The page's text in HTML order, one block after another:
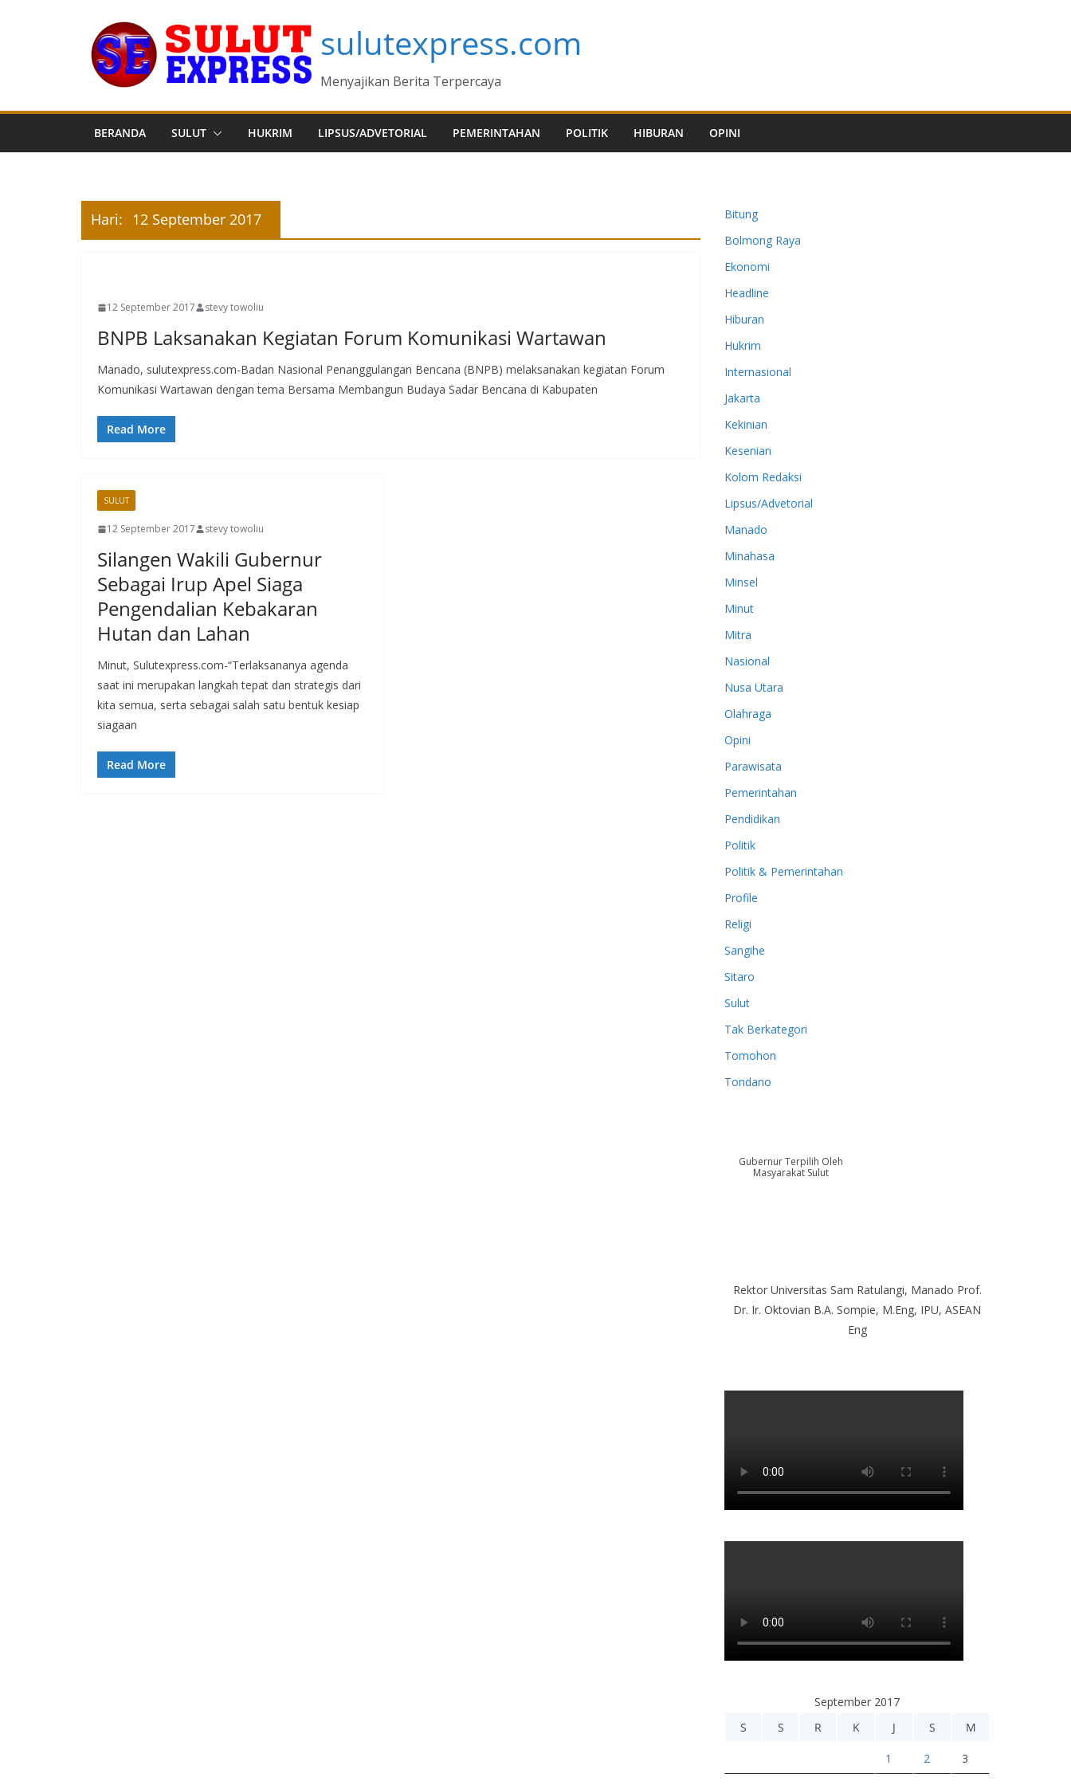
sulutexpress.com
Menyajikan Berita Terpercaya
BERANDA SULUT HUKRIM LIPSUS/ADVETORIAL PEMERINTAHAN POLITIK HIBURAN OPINI
Hari: 12 September 2017
12 September 2017 stevy towoliu
BNPB Laksanakan Kegiatan Forum Komunikasi Wartawan
Manado, sulutexpress.com-Badan Nasional Penanggulangan Bencana (BNPB) melaksanakan kegiatan Forum
Komunikasi Wartawan dengan tema Bersama Membangun Budaya Sadar Bencana di Kabupaten
Read More
SULUT
12 September 2017 stevy towoliu
Silangen Wakili Gubernur
Sebagai Irup Apel Siaga
Pengendalian Kebakaran
Hutan dan Lahan
Minut, Sulutexpress.com-“Terlaksananya agenda
saat ini merupakan langkah tepat dan strategis dari
kita semua, serta sebagai salah satu bentuk kesiap
siagaan
Read More
Bitung
Bolmong Raya
Ekonomi
Headline
Hiburan
Hukrim
Internasional
Jakarta
Kekinian
Kesenian
Kolom Redaksi
Lipsus/Advetorial
Manado
Minahasa
Minsel
Minut
Mitra
Nasional
Nusa Utara
Olahraga
Opini
Parawisata
Pemerintahan
Pendidikan
Politik
Politik & Pemerintahan
Profile
Religi
Sangihe
Sitaro
Sulut
Tak Berkategori
Tomohon
Tondano
Gubernur Terpilih Oleh
Masyarakat Sulut
Rektor Universitas Sam Ratulangi, Manado Prof.
Dr. Ir. Oktovian B.A. Sompie, M.Eng, IPU, ASEAN
Eng
September 2017
S
S R K J S M
1 2 3